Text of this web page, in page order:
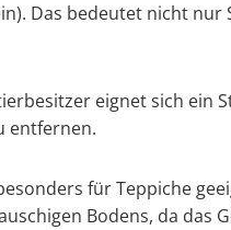
Das bedeutet nicht nur
eignet sich ein
entfernen.
für Teppiche
Bodens, da das